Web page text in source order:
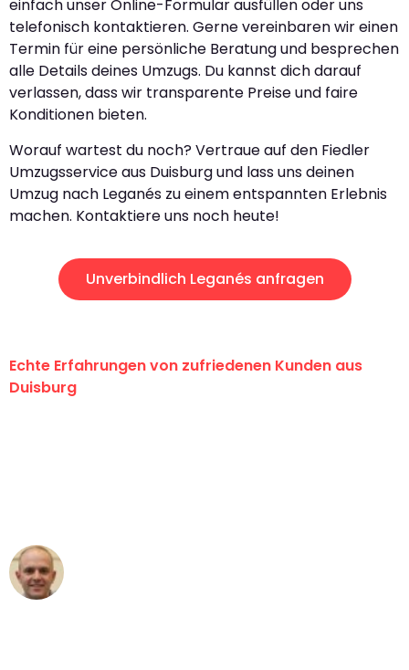
einfach unser Online-Formular ausfüllen oder uns
telefonisch kontaktieren. Gerne vereinbaren wir einen
Termin für eine persönliche Beratung und besprechen
alle Details deines Umzugs. Du kannst dich darauf
verlassen, dass wir transparente Preise und faire
Konditionen bieten.
Worauf wartest du noch? Vertraue auf den Fiedler
Umzugsservice aus Duisburg und lass uns deinen
Umzug nach Leganés zu einem entspannten Erlebnis
machen. Kontaktiere uns noch heute!
Unverbindlich Leganés anfragen
Echte Erfahrungen von zufriedenen Kunden aus
Duisburg